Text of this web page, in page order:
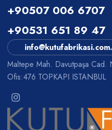
+90507 006 6707
+90531 651 89 47
Maltepe Mah. Davutpaşa Cad.
Ofis:476 TOPKAPI ISTANBUL